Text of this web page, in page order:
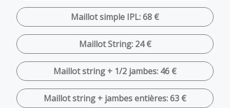
Maillot simple IPL: 68 €
Maillot String: 24 €
Maillot string + 1/2 jambes: 46 €
Maillot string + jambes entières: 63 €